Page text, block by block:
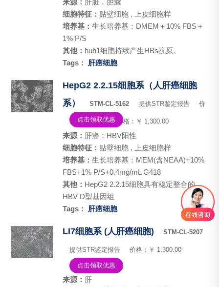
来源： 肝脏，胆囊
细胞特征： 贴壁细胞 , 上皮细胞样
培养基： 生长培养基：DMEM＋10% FBS＋
1% P/S
其他： huh1细胞持续产生HBs抗原。
Tags：
肝癌细胞
HepG2 2.2.15细胞系（人肝癌细胞
系）
STM-CL-5162 提供STR鉴定报告 价
格：￥ 1,300.00
点击领取优惠
来源： 肝癌；HBV阳性
细胞特征： 贴壁细胞 , 上皮细胞样
培养基： 生长培养基：MEM(含NEAA)+10%
FBS+1% P/S+0.4mg/mL G418
其他： HepG2 2.2.15细胞具有稳定整合的
HBV D型基因组
Tags：
肝癌细胞
LI7细胞系 (人肝癌细胞) STM-CL-5207
提供STR鉴定报告 价格：￥ 1,300.00
点击领取优惠
来源： 肝